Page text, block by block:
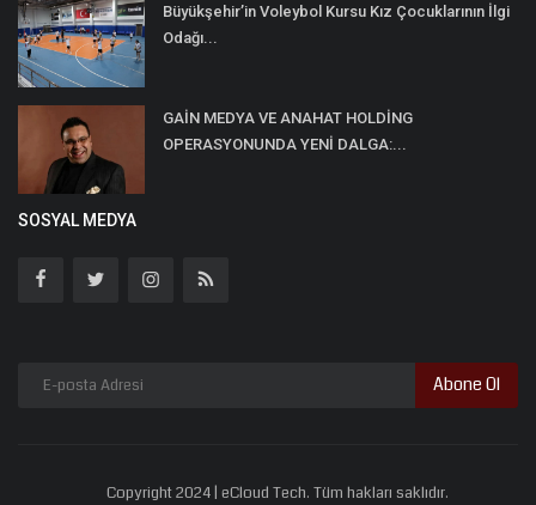
Büyükşehir’in Voleybol Kursu Kız Çocuklarının İlgi
Odağı...
GAİN MEDYA VE ANAHAT HOLDİNG
OPERASYONUNDA YENİ DALGA:...
SOSYAL MEDYA
Abone Ol
Copyright 2024 | eCloud Tech. Tüm hakları saklıdır.